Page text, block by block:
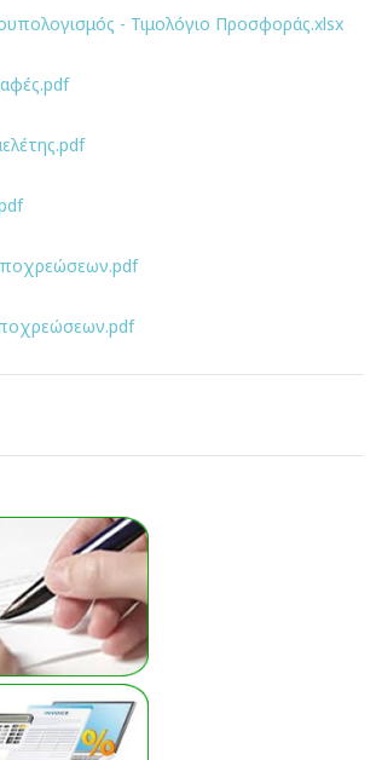
- Τιμολόγιο Προσφοράς.xlsx